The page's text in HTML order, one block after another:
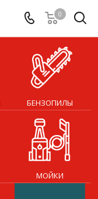
0
БЕНЗОПИЛЫ
МОЙКИ